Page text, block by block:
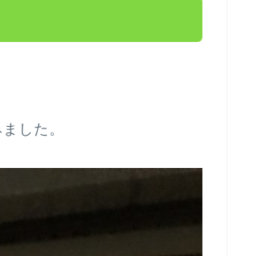
した。